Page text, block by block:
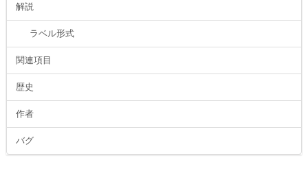
解説
ラベル形式
関連項目
歴史
作者
バグ